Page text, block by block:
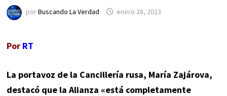
porBuscando La Verdad enero 28, 2023
Por RT
La portavoz de la Cancillería rusa, María Zajárova,
destacó que la Alianza «está completamente